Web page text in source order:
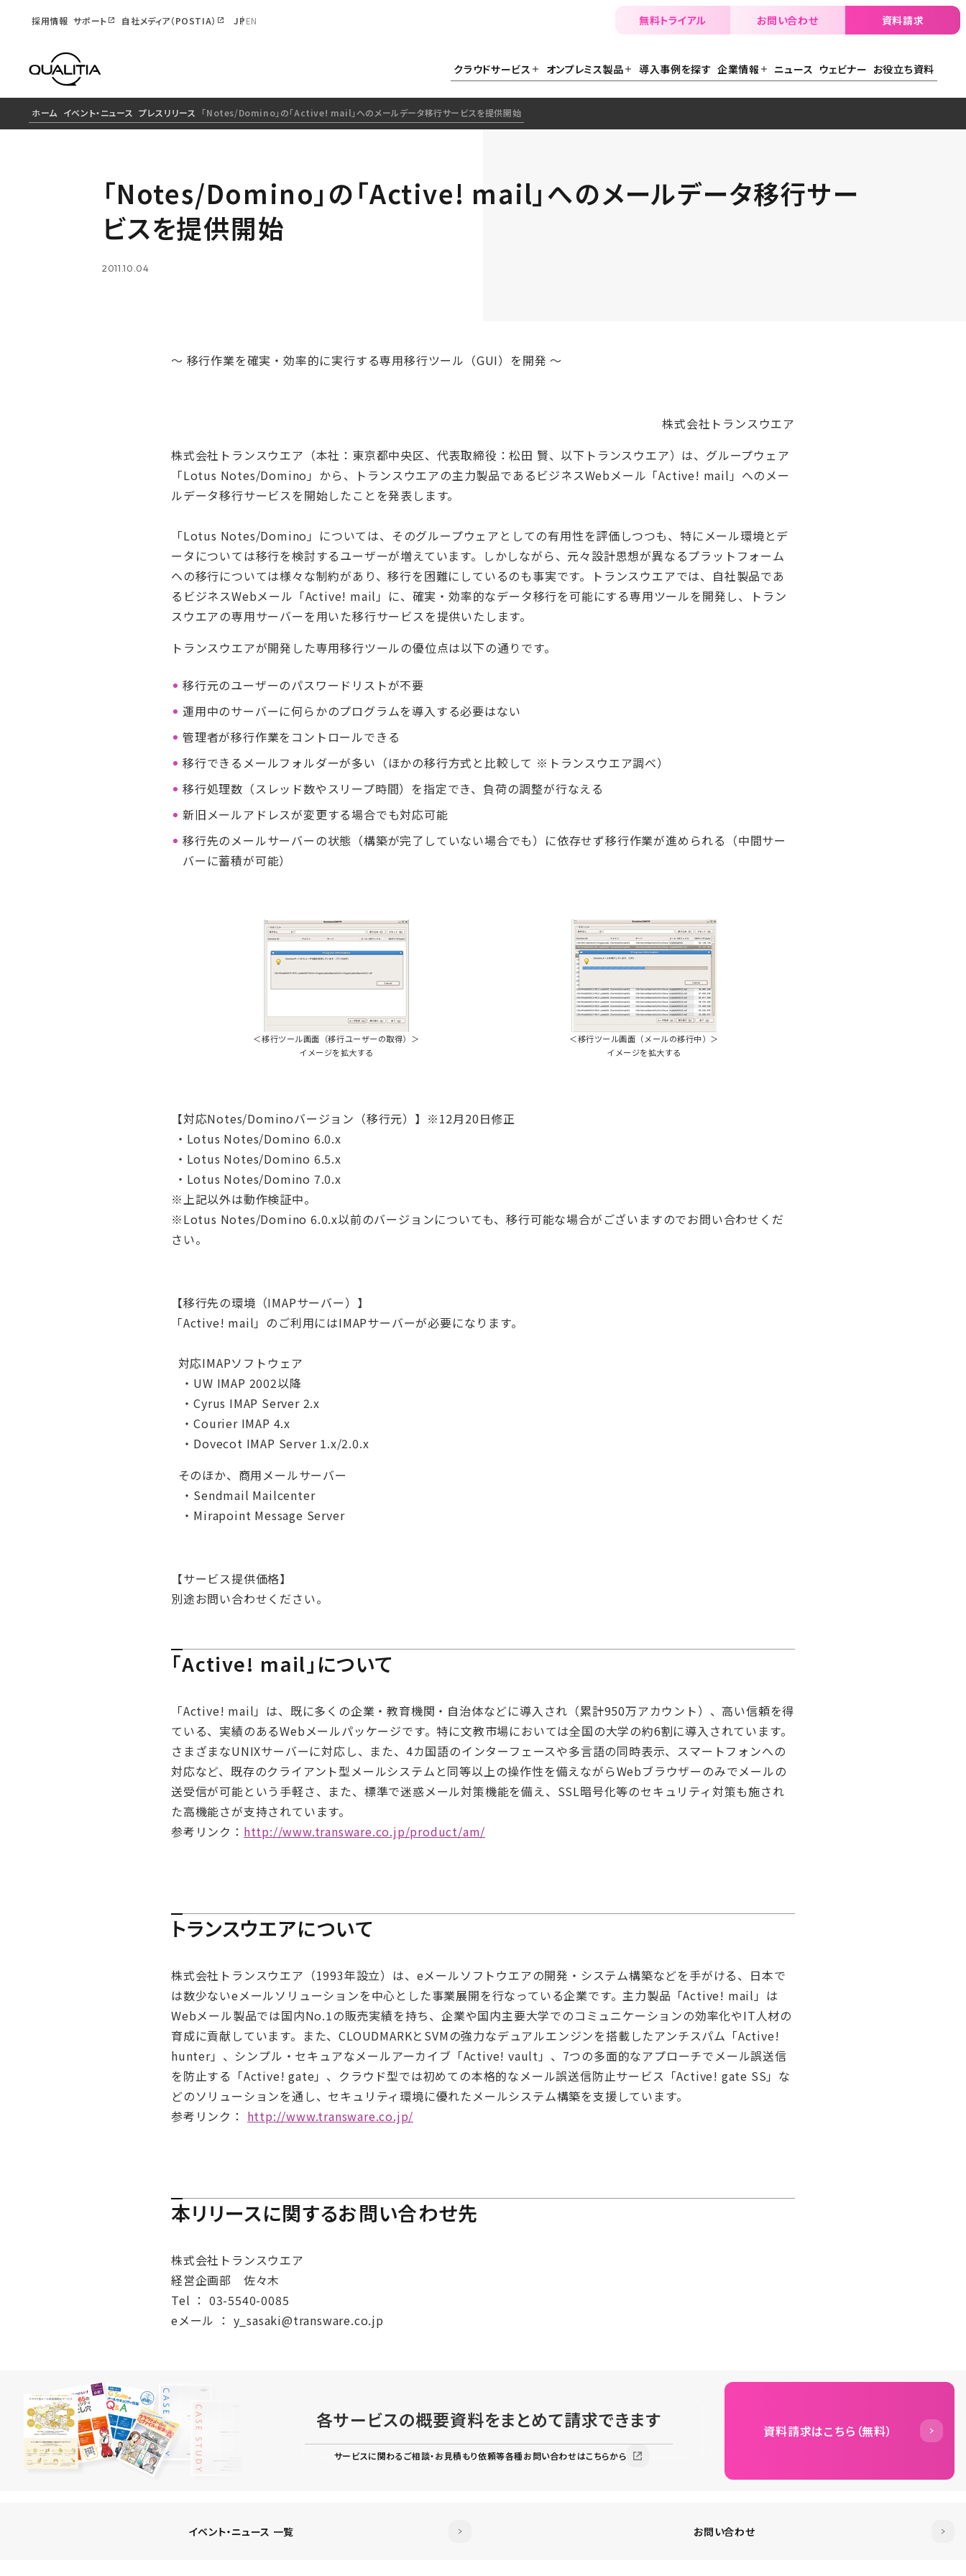
採用情報 サポート 自社メディア（POSTIA） JPEN
クラウドサービス オンプレミス製品 導入事例を探す 企業情報 ニュース ウェビナー お役立ち資料
無料トライアル お問い合わせ 資料請求
ホーム イベント・ニュース プレスリリース 「Notes/Domino」の「Active! mail」へのメールデータ移行サービスを提供開始
「Notes/Domino」の「Active! mail」へのメールデータ移行サー
ビスを提供開始
2011.10.04
～ 移行作業を確実・効率的に実行する専用移行ツール（GUI）を開発 ～
株式会社トランスウエア
株式会社トランスウエア（本社：東京都中央区、代表取締役：松田 賢、以下トランスウエア）は、グループウェア
「Lotus Notes/Domino」から、トランスウエアの主力製品であるビジネスWebメール「Active! mail」へのメー
ルデータ移行サービスを開始したことを発表します。
「Lotus Notes/Domino」については、そのグループウェアとしての有用性を評価しつつも、特にメール環境とデ
ータについては移行を検討するユーザーが増えています。しかしながら、元々設計思想が異なるプラットフォーム
への移行については様々な制約があり、移行を困難にしているのも事実です。トランスウエアでは、自社製品であ
るビジネスWebメール「Active! mail」に、確実・効率的なデータ移行を可能にする専用ツールを開発し、トラン
スウエアの専用サーバーを用いた移行サービスを提供いたします。
トランスウエアが開発した専用移行ツールの優位点は以下の通りです。
移行元のユーザーのパスワードリストが不要
運用中のサーバーに何らかのプログラムを導入する必要はない
管理者が移行作業をコントロールできる
移行できるメールフォルダーが多い（ほかの移行方式と比較して ※トランスウエア調べ）
移行処理数（スレッド数やスリープ時間）を指定でき、負荷の調整が行なえる
新旧メールアドレスが変更する場合でも対応可能
移行先のメールサーバーの状態（構築が完了していない場合でも）に依存せず移行作業が進められる（中間サー
バーに蓄積が可能）
＜移行ツール画面（移行ユーザーの取得）＞
イメージを拡大する
＜移行ツール画面（メールの移行中）＞
イメージを拡大する
【対応Notes/Dominoバージョン（移行元）】※12月20日修正
・Lotus Notes/Domino 6.0.x
・Lotus Notes/Domino 6.5.x
・Lotus Notes/Domino 7.0.x
※上記以外は動作検証中。
※Lotus Notes/Domino 6.0.x以前のバージョンについても、移行可能な場合がございますのでお問い合わせくだ
さい。
【移行先の環境（IMAPサーバー）】
「Active! mail」のご利用にはIMAPサーバーが必要になります。
対応IMAPソフトウェア
・UW IMAP 2002以降
・Cyrus IMAP Server 2.x
・Courier IMAP 4.x
・Dovecot IMAP Server 1.x/2.0.x
そのほか、商用メールサーバー
・Sendmail Mailcenter
・Mirapoint Message Server
【サービス提供価格】
別途お問い合わせください。
｢Active! mail｣について
「Active! mail」は、既に多くの企業・教育機関・自治体などに導入され（累計950万アカウント）、高い信頼を得
ている、実績のあるWebメールパッケージです。特に文教市場においては全国の大学の約6割に導入されています。
さまざまなUNIXサーバーに対応し、また、4カ国語のインターフェースや多言語の同時表示、スマートフォンへの
対応など、既存のクライアント型メールシステムと同等以上の操作性を備えながらWebブラウザーのみでメールの
送受信が可能という手軽さ、また、標準で迷惑メール対策機能を備え、SSL暗号化等のセキュリティ対策も施され
た高機能さが支持されています。
参考リンク： http://www.transware.co.jp/product/am/
トランスウエアについて
株式会社トランスウエア（1993年設立）は、eメールソフトウエアの開発・システム構築などを手がける、日本で
は数少ないeメールソリューションを中心とした事業展開を行なっている企業です。主力製品「Active! mail」は
Webメール製品では国内No.1の販売実績を持ち、企業や国内主要大学でのコミュニケーションの効率化やIT人材の
育成に貢献しています。また、CLOUDMARKとSVMの強力なデュアルエンジンを搭載したアンチスパム「Active!
hunter」、シンプル・セキュアなメールアーカイブ「Active! vault」、7つの多面的なアプローチでメール誤送信
を防止する「Active! gate」、クラウド型では初めての本格的なメール誤送信防止サービス「Active! gate SS」な
どのソリューションを通し、セキュリティ環境に優れたメールシステム構築を支援しています。
参考リンク： http://www.transware.co.jp/
本リリースに関するお問い合わせ先
株式会社トランスウエア
経営企画部 佐々木
Tel ： 03-5540-0085
eメール ： y_sasaki@transware.co.jp
各サービスの概要資料をまとめて請求できます
サービスに関わるご相談・お見積もり依頼等各種お問い合わせはこちらから
資料請求はこちら（無料）
イベント・ニュース 一覧 お問い合わせ